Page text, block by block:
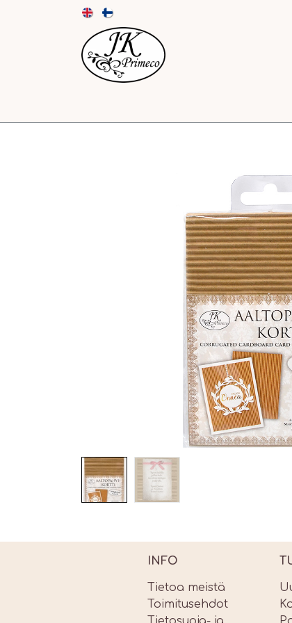
INFO
Tietoa meistä
Toimitusehdot